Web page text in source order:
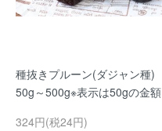
種抜きプルーン(ダジャン種)
50g～500g※表示は50gの金額
324円(税24円)